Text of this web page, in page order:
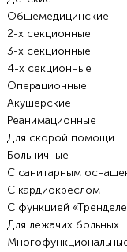
Общемедицинские
2-х секционные
3-х секционные
4-х секционные
Операционные
Акушерские
Реанимационные
Для скорой помощи
Больничные
С санитарным
С кардиокреслом
С функцией
Для лежачих больных